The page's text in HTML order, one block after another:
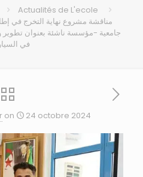
Actualités de L'ecole
جامعية -مؤسسة ناشئة بعنوان تطوير
في
on 24 octobre 2024